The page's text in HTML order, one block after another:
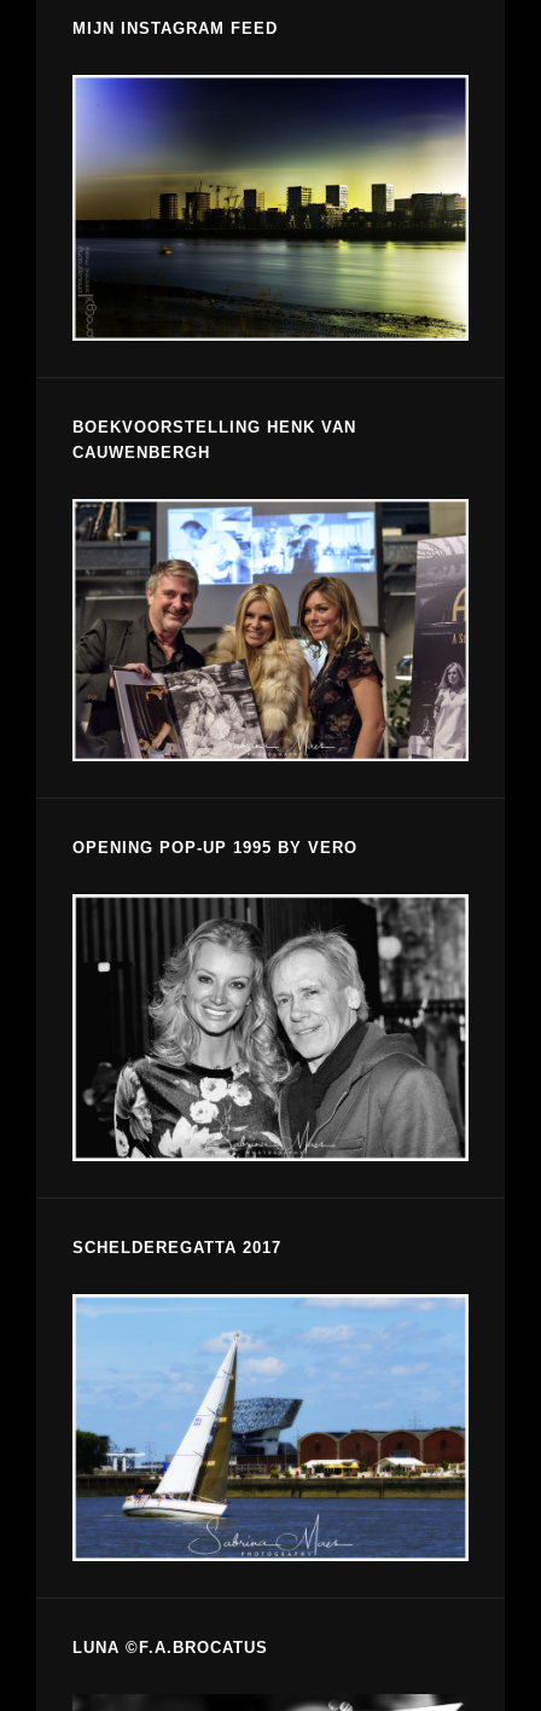
MIJN INSTAGRAM FEED
BOEKVOORSTELLING HENK VAN
CAUWENBERGH
OPENING POP-UP 1995 BY VERO
SCHELDEREGATTA 2017
LUNA ©F.A.BROCATUS